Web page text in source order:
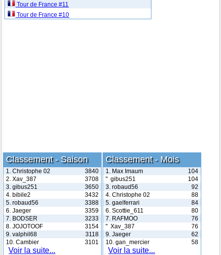
Tour de France #11
Tour de France #10
Classement - Saison
1. Christophe 02
3840
2. Xav_387
3708
3. gibus251
3650
4. bibile2
3432
5. robaud56
3388
6. Jaeger
3359
7. BODSER
3233
8. JOJOTOOF
3154
9. valphil68
3118
10. Cambier
3101
Voir la suite...
Classement - Mois
1. Max Imaum
104
" gibus251
104
3. robaud56
92
4. Christophe 02
88
5. gaelferrari
84
6. Scottie_611
80
7. RAFMOO
76
" Xav_387
76
9. Jaeger
62
10. gan_mercier
58
Voir la suite...